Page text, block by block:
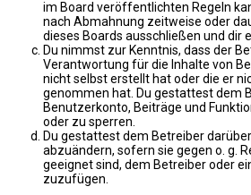
im Board veröffentlichten Regeln
nach Abmahnung zeitweise oder
dieses Boards ausschließen und dir
Du nimmst zur Kenntnis, dass der
Verantwortung für die Inhalte von
nicht selbst erstellt hat oder die er
genommen hat. Du gestattest dem
Benutzerkonto, Beiträge und
oder zu sperren.
Du gestattest dem Betreiber
abzuändern, sofern sie gegen o. g.
geeignet sind, dem Betreiber oder
zuzufügen.